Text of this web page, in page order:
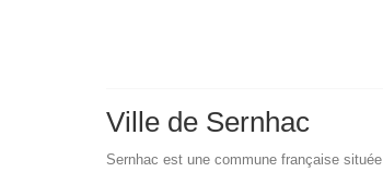
Ville de Sernhac
Sernhac est une commune française située